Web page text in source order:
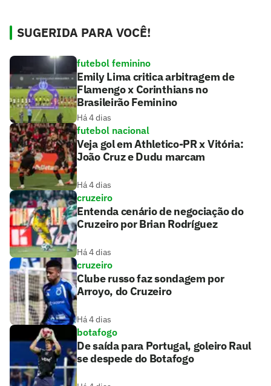
SUGERIDA PARA VOCÊ!
futebol feminino
Emily Lima critica arbitragem de
Flamengo x Corinthians no
Brasileirão Feminino
Há 4 dias
futebol nacional
Veja gol em Athletico-PR x Vitória:
João Cruz e Dudu marcam
Há 4 dias
cruzeiro
Entenda cenário de negociação do
Cruzeiro por Brian Rodríguez
Há 4 dias
cruzeiro
Clube russo faz sondagem por
Arroyo, do Cruzeiro
Há 4 dias
botafogo
De saída para Portugal, goleiro Raul
se despede do Botafogo